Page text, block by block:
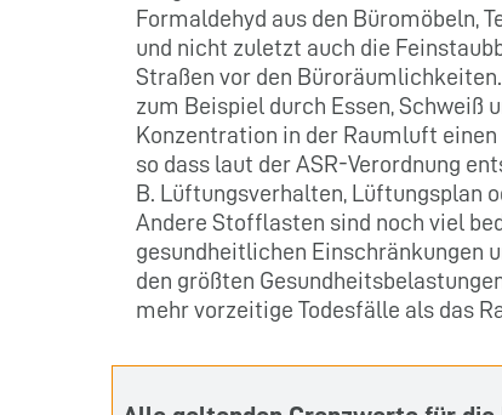
Formaldehyd aus den Büromöbeln,
und nicht zuletzt auch die
Straßen vor den
zum Beispiel durch Essen, Schweiß
Konzentration in der Raumluft
so dass laut der ASR-Verordnung
B. Lüftungsverhalten, Lüftungsplan
Andere Stofflasten sind noch viel
gesundheitlichen Einschränkungen
den größten
mehr vorzeitige Todesfälle als das